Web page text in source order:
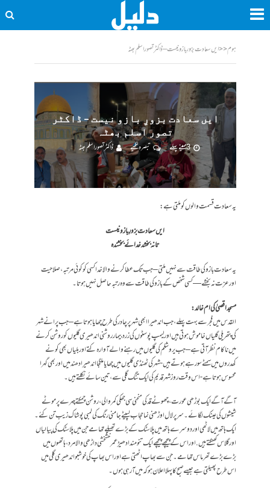
ہوم<<ایں سعادت بزورِ بازو نیست – ڈاکٹر تصور اسلم بھٹہ
ایں سعادت بزورِ بازو نیست – ڈاکٹر
تصور اسلم بھٹہ
3 مہینے پہلے
تبصرہ لکھیے ڈاکٹر تصور اسلم بھٹہ
یہ سعادت قسمت والوں کو ملتی ہے :
ایں سعادت بزورِ بازو نیست
تا نہ بخشد خدائے بخشندہ
یہ سعادت بازو کی طاقت سے نہیں ملتی – جب تک عطا کرنے والا خدا کسی کو کوئی مرتبہ، صلاحیت
اور عزت نہ بخشے — کسی شخص کے بازو کی طاقت سے وہ رتبہ حاصل نہیں ہوتا۔
مسجد اقصیٰ کی ام خالد :
القدس میں فجر سے بہت پہلے ،جب اندھیرا ابھی شہر پر چادر کی طرح چھایا ہوتا ہے – جب پرانے شہر
کی پتھریلی گلیاں خاموش ہوتی ہیں اور لیمپ پوسٹوں کی زرد بیمار روشنی اندھیری گلیوں کو روشن کرنے
میں ناکام نظر آتی ہے – جب یروشلم کی گلیوں میں رہنے والے آوارہ کتے اور بلیاں بھی کونے
کھدروں میں سمٹے سو رہے ہوتے ہیں- شہر کی ٹھنڈی گلیوں میں چھایا ملگجا اندھیرا دھند میں اور بھی گہرا
محسوس ہوتا ہے- اس وقت روز شہر قدیم کی ایک تنگ گلی سے ، تین سائے نکلتے ہیں۔
آگے آگے ایک بوڑھی عورت ، چھوٹے قد کی منحنی سی جھکی کمر والی، روشن چمکتے چہرے پر موٹے
شیشوں کی عینک لگائے ۔ سر پر لال اوڑھنی نما حجاب لپیٹے جامنی رنگ کی لمبی پوشاک زیب تن کئے ۔
ایک ہاتھ میں لاٹھی اور دوسرے ہاتھ میں پلاسٹک کے بڑے تھیلے تھامے جن میں پلاسٹک کی پیالیاں
اور گلاس کھنکتے ہیں. اور اس کے پیچھے پیچھے ایک تنومند ادھیڑ عمر خشخشی داڑھی والا مرد، ہاتھوں میں
بڑے بڑے تھرماس تھامے ۔ جن سے بھاپ اٹھتی ہے اور اس بھاپ کی خوشبو اندھیری گلی میں
اس طرح پھیلتی ہے جیسے صبح کا پہلا اعلان ہو کہ میں آ رہی ہوں۔